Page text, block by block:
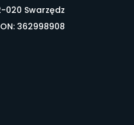
020 Swarzędz
362998908